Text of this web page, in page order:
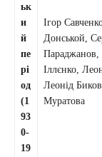
ьк
и
й
пе
рі
од
(1
93
0-
19
Ігор
Донськой,
Іллєнко,
Леонід
Муратова